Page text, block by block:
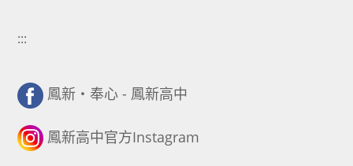
:::
鳳新・奉心 - 鳳新高中
鳳新高中官方Instagram